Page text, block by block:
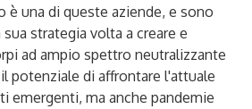
è una di queste aziende, e sono
strategia volta a creare e
ad ampio spettro neutralizzante
potenziale di affrontare l'attuale
emergenti, ma anche pandemie